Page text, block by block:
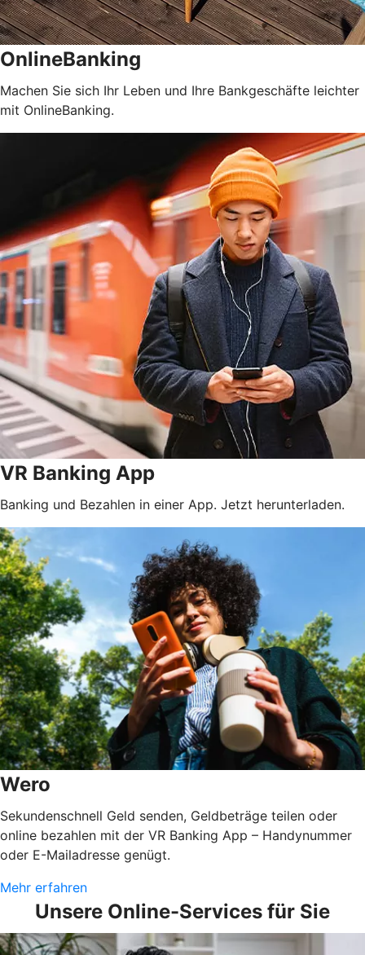
OnlineBanking
Machen Sie sich Ihr Leben und Ihre Bankgeschäfte leichter
mit OnlineBanking.
VR Banking App
Banking und Bezahlen in einer App. Jetzt herunterladen.
Wero
Sekundenschnell Geld senden, Geldbeträge teilen oder
online bezahlen mit der VR Banking App – Handynummer
oder E-Mailadresse genügt.
Mehr erfahren
Unsere Online-Services für Sie